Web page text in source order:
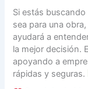
r
a
r
u
n
m
Si estás
sea para una
ayudará a
la mejor decisión.
apoyando a
rápidas y seguras.